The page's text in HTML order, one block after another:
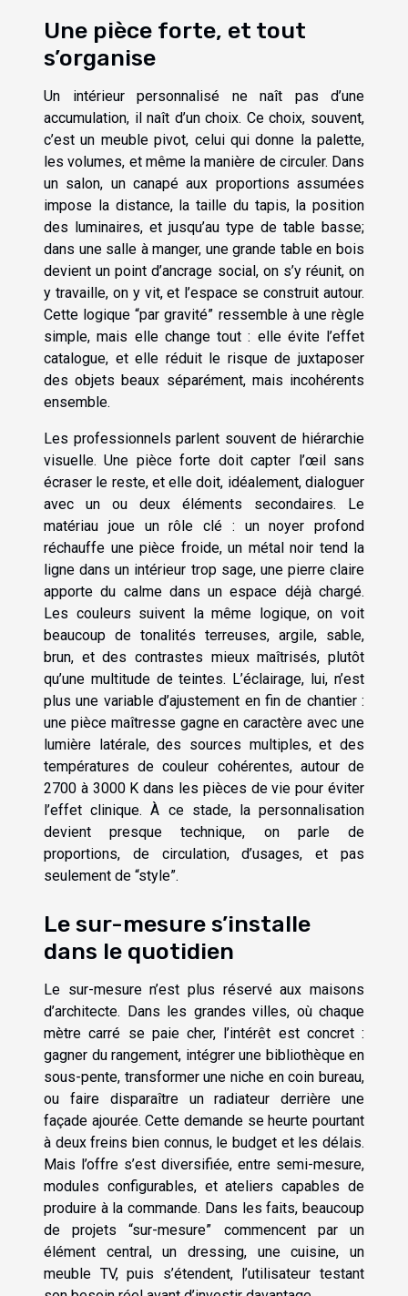
Une pièce forte, et tout
s’organise
Un intérieur personnalisé ne naît pas d’une
accumulation, il naît d’un choix. Ce choix, souvent,
c’est un meuble pivot, celui qui donne la palette,
les volumes, et même la manière de circuler. Dans
un salon, un canapé aux proportions assumées
impose la distance, la taille du tapis, la position
des luminaires, et jusqu’au type de table basse;
dans une salle à manger, une grande table en bois
devient un point d’ancrage social, on s’y réunit, on
y travaille, on y vit, et l’espace se construit autour.
Cette logique “par gravité” ressemble à une règle
simple, mais elle change tout : elle évite l’effet
catalogue, et elle réduit le risque de juxtaposer
des objets beaux séparément, mais incohérents
ensemble.
Les professionnels parlent souvent de hiérarchie
visuelle. Une pièce forte doit capter l’œil sans
écraser le reste, et elle doit, idéalement, dialoguer
avec un ou deux éléments secondaires. Le
matériau joue un rôle clé : un noyer profond
réchauffe une pièce froide, un métal noir tend la
ligne dans un intérieur trop sage, une pierre claire
apporte du calme dans un espace déjà chargé.
Les couleurs suivent la même logique, on voit
beaucoup de tonalités terreuses, argile, sable,
brun, et des contrastes mieux maîtrisés, plutôt
qu’une multitude de teintes. L’éclairage, lui, n’est
plus une variable d’ajustement en fin de chantier :
une pièce maîtresse gagne en caractère avec une
lumière latérale, des sources multiples, et des
températures de couleur cohérentes, autour de
2700 à 3000 K dans les pièces de vie pour éviter
l’effet clinique. À ce stade, la personnalisation
devient presque technique, on parle de
proportions, de circulation, d’usages, et pas
seulement de “style”.
Le sur-mesure s’installe
dans le quotidien
Le sur-mesure n’est plus réservé aux maisons
d’architecte. Dans les grandes villes, où chaque
mètre carré se paie cher, l’intérêt est concret :
gagner du rangement, intégrer une bibliothèque en
sous-pente, transformer une niche en coin bureau,
ou faire disparaître un radiateur derrière une
façade ajourée. Cette demande se heurte pourtant
à deux freins bien connus, le budget et les délais.
Mais l’offre s’est diversifiée, entre semi-mesure,
modules configurables, et ateliers capables de
produire à la commande. Dans les faits, beaucoup
de projets “sur-mesure” commencent par un
élément central, un dressing, une cuisine, un
meuble TV, puis s’étendent, l’utilisateur testant